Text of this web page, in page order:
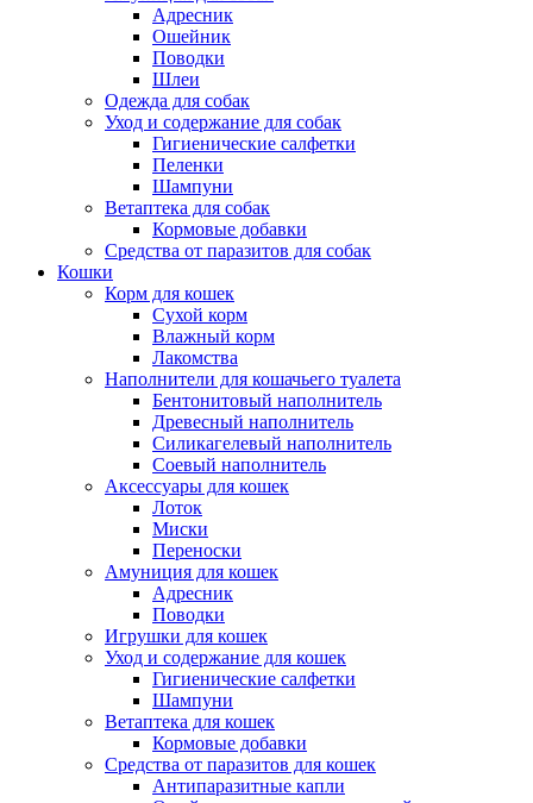
Адресник
Ошейник
Поводки
Шлеи
Одежда для собак
Уход и содержание для собак
Гигиенические салфетки
Пеленки
Шампуни
Ветаптека для собак
Кормовые добавки
Средства от паразитов для собак
Кошки
Корм для кошек
Сухой корм
Влажный корм
Лакомства
Наполнители для кошачьего туалета
Бентонитовый наполнитель
Древесный наполнитель
Силикагелевый наполнитель
Соевый наполнитель
Аксессуары для кошек
Лоток
Миски
Переноски
Амуниция для кошек
Адресник
Поводки
Игрушки для кошек
Уход и содержание для кошек
Гигиенические салфетки
Шампуни
Ветаптека для кошек
Кормовые добавки
Средства от паразитов для кошек
Антипаразитные капли